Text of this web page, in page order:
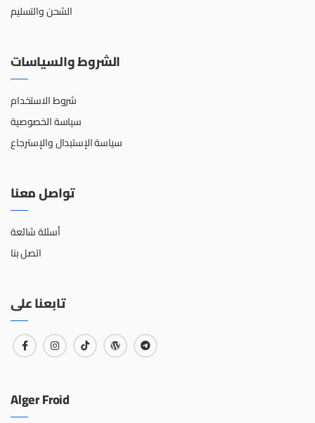
الشحن والتسليم
الشروط والسياسات
شروط الاستخدام
سياسة الخصوصية
سياسة الإستبدال والإسترجاع
تواصل معنا
أسئلة شائعة
اتصل بنا
تابعنا على
Alger Froid